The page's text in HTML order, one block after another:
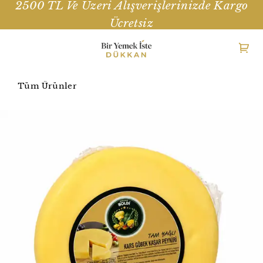
2500 TL Ve Üzeri Alışverişlerinizde Kargo
Ücretsiz
Tüm Ürünler